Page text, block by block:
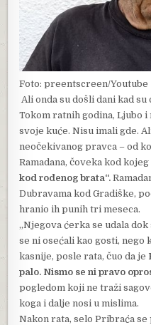
Foto: preentscreen/Youtube
Ali onda su došli dani kad
Tokom ratnih godina, Ljubo
svoje kuće. Nisu imali gde.
neočekivanog pravca – od
Ramadana, čoveka kod kojeg
kod rođenog brata“.
Dubravama kod Gradiške,
hranio ih punih tri meseca.
„Njegova ćerka se udala
se ni osećali kao gosti, nego
kasnije, posle rata, čuo da je
palo. Nismo se ni pravo
pogledom koji ne traži
koga i dalje nosi u mislima.
Nakon rata, selo Pribraća